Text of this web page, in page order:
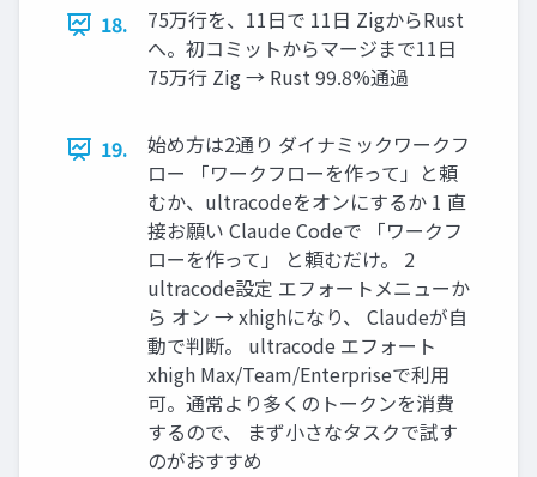
18.
75万行を、11日で 11日 ZigからRust
へ。初コミットからマージまで11日
75万行 Zig → Rust 99.8%通過
19.
始め方は2通り ダイナミックワークフ
ロー 「ワークフローを作って」と頼
むか、ultracodeをオンにするか 1 直
接お願い Claude Codeで 「ワークフ
ローを作って」 と頼むだけ。 2
ultracode設定 エフォートメニューか
ら オン → xhighになり、 Claudeが自
動で判断。 ultracode エフォート
xhigh Max/Team/Enterpriseで利用
可。通常より多くのトークンを消費
するので、 まず小さなタスクで試す
のがおすすめ